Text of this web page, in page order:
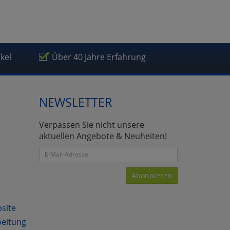
Über 40 Jahre Erfahrung
NEWSLETTER
Verpassen Sie nicht unsere
aktuellen Angebote & Neuheiten!
Abonnieren